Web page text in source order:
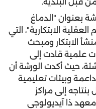
بعنوان "الدماغ
الابتكارية"، التي
الابتكار ومبحث
علمية قادت إلى
حيث أكدت الورشة أن
داعمة وبيئات تعليمية
بنتاجه إلى مراكز
ذا آيديولوجي